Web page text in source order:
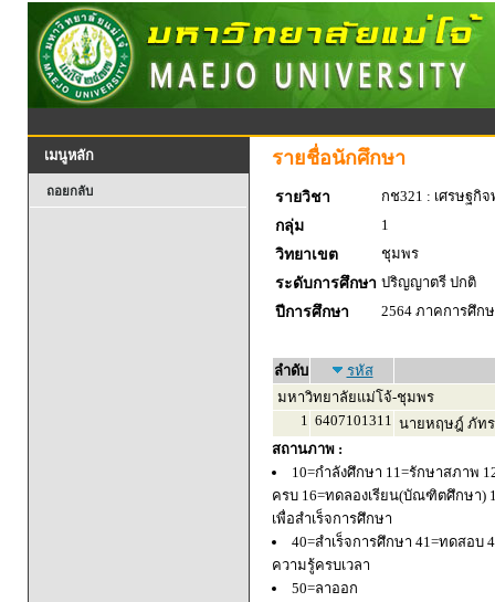
เมนูหลัก
ถอยกลับ
รายชื่อนักศึกษา
รายวิชา
กช321 : เศรษฐกิ
กลุ่ม
1
วิทยาเขต
ชุมพร
ระดับการศึกษา ปริญญาตรี ปกติ
ปีการศึกษา
2564 ภาคการศึก
ลำดับ
รหัส
มหาวิทยาลัยแม่โจ้-ชุมพร
1 6407101311 นายหฤษฎ์ ภัท
สถานภาพ :
10=กำลังศึกษา 11=รักษาสภาพ
ครบ 16=ทดลองเรียน(บัณฑิตศึกษา)
เพื่อสำเร็จการศึกษา
40=สำเร็จการศึกษา 41=ทดสอบ
ความรู้ครบเวลา
50=ลาออก